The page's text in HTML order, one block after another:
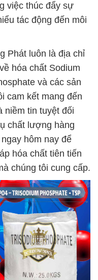
việc thúc đẩy sự
tác động đến môi
Phát luôn là địa chỉ
hóa chất Sodium
và các sản
cam kết mang đến
niềm tin tuyệt đối
chất lượng hàng
hôm nay để
hóa chất tiên tiến
chúng tôi cung cấp.